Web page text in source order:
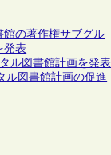
館の著作権サブグル
発表
ル図書館計画を発表
ル図書館計画の促進